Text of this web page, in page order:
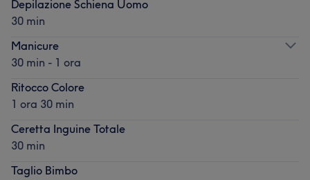
Depilazione Schiena Uomo
30 min
Manicure
30 min - 1 ora
Ritocco Colore
1 ora 30 min
Ceretta Inguine Totale
30 min
Taglio Bimbo